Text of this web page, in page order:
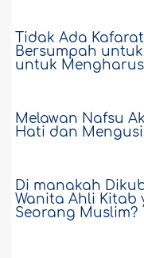
Tidak Ada
Bersumpah
untuk
Melawan Nafsu
Hati dan
Di manakah
Wanita Ahli Kitab
Seorang Muslim?